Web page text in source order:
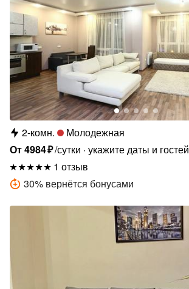
2-комн.
Молодежная
От4984₽/сутки укажите даты и гостей
1 отзыв
30% вернётся бонусами